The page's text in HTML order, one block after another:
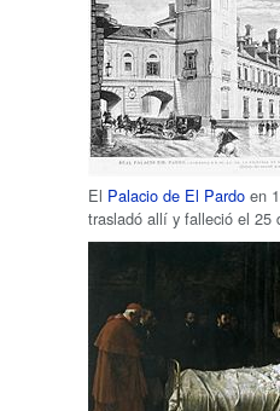
El Palacio de El Pardo en
trasladó allí y falleció el 25